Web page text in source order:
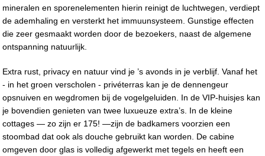
mineralen en sporenelementen hierin reinigt de luchtwegen, verdiept
de ademhaling en versterkt het immuunsysteem. Gunstige effecten
die zeer gesmaakt worden door de bezoekers, naast de algemene
ontspanning natuurlijk.
Extra rust, privacy en natuur vind je ’s avonds in je verblijf. Vanaf het
- in het groen verscholen - privéterras kan je de dennengeur
opsnuiven en wegdromen bij de vogelgeluiden. In de VIP-huisjes kan
je bovendien genieten van twee luxueuze extra’s. In de kleine
cottages — zo zijn er 175! —zijn de badkamers voorzien een
stoombad dat ook als douche gebruikt kan worden. De cabine
omgeven door glas is volledig afgewerkt met tegels en heeft een